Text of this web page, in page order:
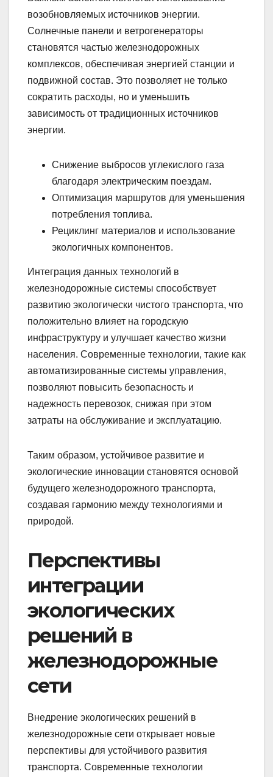
возобновляемых источников энергии.
Солнечные панели и ветрогенераторы
становятся частью железнодорожных
комплексов, обеспечивая энергией станции и
подвижной состав. Это позволяет не только
сократить расходы, но и уменьшить
зависимость от традиционных источников
энергии.
Снижение выбросов углекислого газа
благодаря электрическим поездам.
Оптимизация маршрутов для уменьшения
потребления топлива.
Рециклинг материалов и использование
экологичных компонентов.
Интеграция данных технологий в
железнодорожные системы способствует
развитию экологически чистого транспорта, что
положительно влияет на городскую
инфраструктуру и улучшает качество жизни
населения. Современные технологии, такие как
автоматизированные системы управления,
позволяют повысить безопасность и
надежность перевозок, снижая при этом
затраты на обслуживание и эксплуатацию.
Таким образом, устойчивое развитие и
экологические инновации становятся основой
будущего железнодорожного транспорта,
создавая гармонию между технологиями и
природой.
Перспективы
интеграции
экологических
решений в
железнодорожные
сети
Внедрение экологических решений в
железнодорожные сети открывает новые
перспективы для устойчивого развития
транспорта. Современные технологии